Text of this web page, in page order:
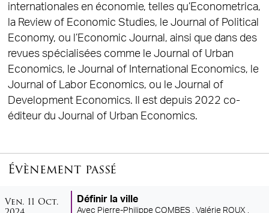
internationales en économie, telles qu’Econometrica,
la Review of Economic Studies, le Journal of Political
Economy, ou l’Economic Journal, ainsi que dans des
revues spécialisées comme le Journal of Urban
Economics, le Journal of International Economics, le
Journal of Labor Economics, ou le Journal of
Development Economics. Il est depuis 2022 co-
éditeur du Journal of Urban Economics.
Évènement passé
vendredi
Ven. 11 octobre
Oct. Définir la ville
Avec Pierre-Philippe COMBES , Valérie ROUX ,